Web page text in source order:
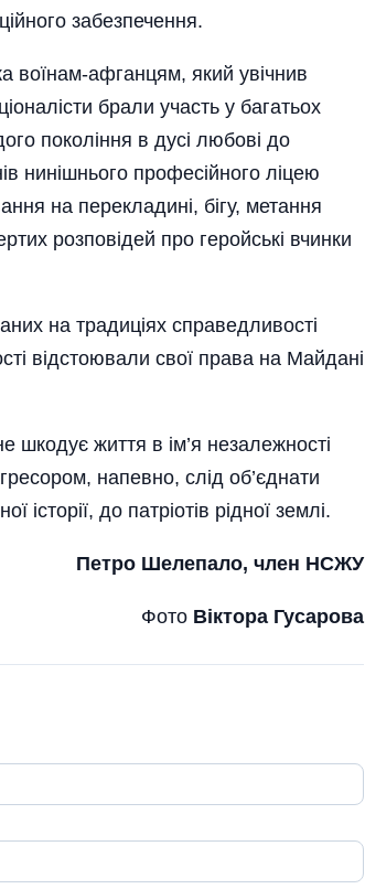
забезпечення.
воїнам-афганцям, який увічнив
брали участь у багатьох
покоління в дусі любові до
нинішнього професійного ліцею
на перекладині, бігу, метання
розпо­відей про геройські вчинки
на традиціях справедливості
відстоювали свої права на Майдані
шкодує життя в ім’я незалежності
напевно, слід об’єднати
до патріотів рідної землі.
Петро Шелепало, член НСЖУ
Фото Віктора Гусарова